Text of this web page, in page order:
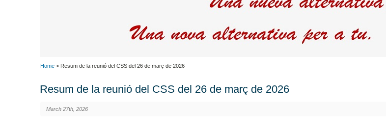
Home > Resum de la reunió del CSS del 26 de març de 2026
Resum de la reunió del CSS del 26 de març de 2026
March 27th, 2026